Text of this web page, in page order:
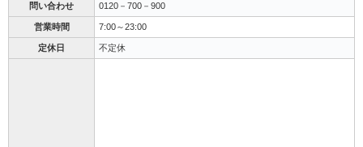
問い合わせ 0120－700－900
営業時間 7:00～23:00
定休日 不定休